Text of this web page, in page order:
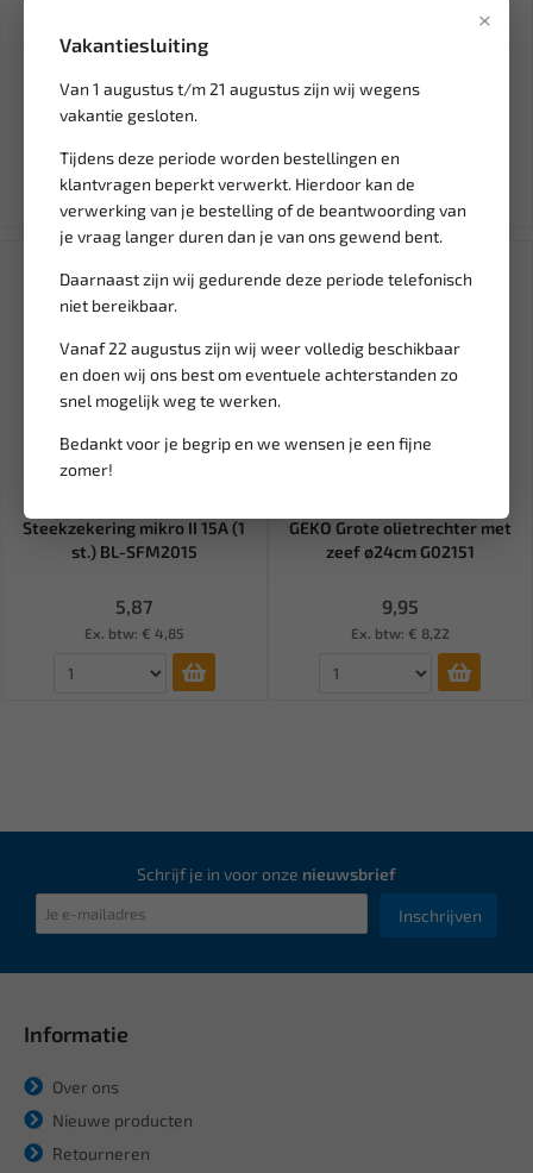
×
Vakantiesluiting
Van 1 augustus t/m 21 augustus zijn wij wegens
vakantie gesloten.
Tijdens deze periode worden bestellingen en
klantvragen beperkt verwerkt. Hierdoor kan de
verwerking van je bestelling of de beantwoording van
je vraag langer duren dan je van ons gewend bent.
Daarnaast zijn wij gedurende deze periode telefonisch
niet bereikbaar.
Vanaf 22 augustus zijn wij weer volledig beschikbaar
en doen wij ons best om eventuele achterstanden zo
snel mogelijk weg te werken.
Bedankt voor je begrip en we wensen je een fijne
zomer!
EAGLE PRO Off Road
garagekrik 3 ton E-1730
Ex. btw: € 399,90
magneet met verlichting...
Ex. btw: € 6,76
Steekzekering mikro II 15A (1
st.) BL-SFM2015
5,87
Ex. btw: € 4,85
GEKO Grote olietrechter met
zeef ø24cm G02151
9,95
Ex. btw: € 8,22
Schrijf je in voor onze nieuwsbrief
Inschrijven
Informatie
Over ons
Nieuwe producten
Retourneren